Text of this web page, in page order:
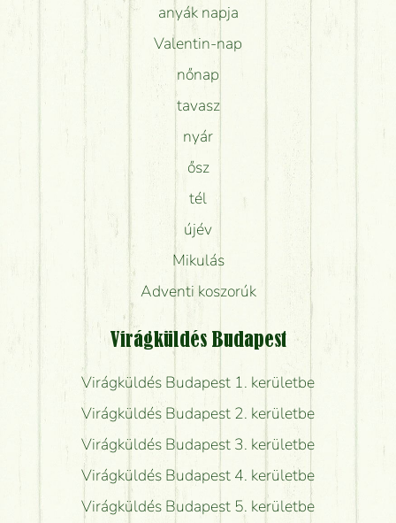
anyák napja
Valentin-nap
nőnap
tavasz
nyár
ősz
tél
újév
Mikulás
Adventi koszorúk
Virágküldés Budapest
Virágküldés Budapest 1. kerületbe
Virágküldés Budapest 2. kerületbe
Virágküldés Budapest 3. kerületbe
Virágküldés Budapest 4. kerületbe
Virágküldés Budapest 5. kerületbe